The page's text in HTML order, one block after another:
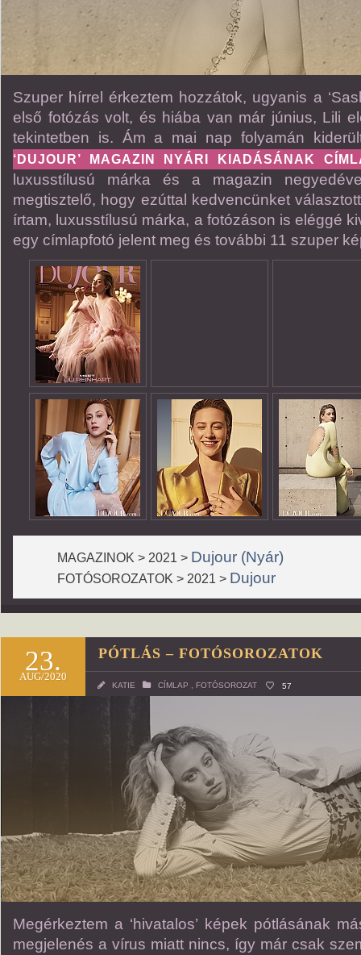
Szuper hírrel érkeztem hozzátok, ugyanis a
első fotózás volt, és hiába van már június, Lili
tekintetben is. Ám a mai nap folyamán
‘DUJOUR’ MAGAZIN NYÁRI KIADÁSÁNAK
luxusstílusú márka és a magazin
megtisztelő, hogy ezúttal kedvencünket
írtam, luxusstílusú márka, a fotózáson is eléggé
egy címlapfotó jelent meg és további 11 szuper
MAGAZINOK > 2021 > Dujour (Nyár)
FOTÓSOROZATOK > 2021 > Dujour
23.
AUG/2020
PÓTLÁS – FOTÓSOROZATOK
KATIE CÍMLAP FOTÓSOROZAT 57
Megérkeztem a ‘hivatalos’ képek pótlásának
megjelenés a vírus miatt nincs, így már csak